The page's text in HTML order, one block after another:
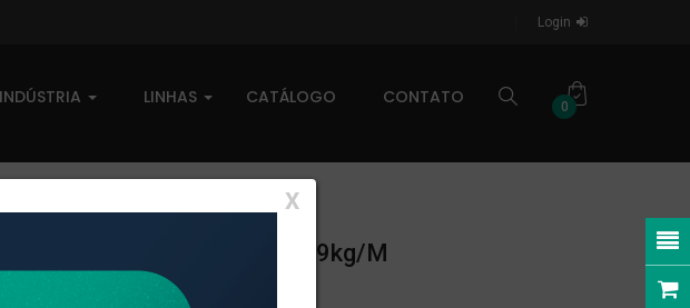
Login
INDÚSTRIA LINHAS CATÁLOGO CONTATO 0
X
035) - PESO LINEAR: 1,089kg/m